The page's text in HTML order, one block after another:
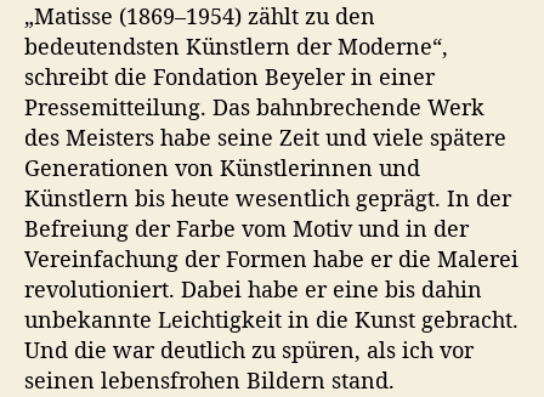
„Matisse (1869–1954) zählt zu den
bedeutendsten Künstlern der Moderne“,
schreibt die Fondation Beyeler in einer
Pressemitteilung. Das bahnbrechende Werk
des Meisters habe seine Zeit und viele spätere
Generationen von Künstlerinnen und
Künstlern bis heute wesentlich geprägt. In der
Befreiung der Farbe vom Motiv und in der
Vereinfachung der Formen habe er die Malerei
revolutioniert. Dabei habe er eine bis dahin
unbekannte Leichtigkeit in die Kunst gebracht.
Und die war deutlich zu spüren, als ich vor
seinen lebensfrohen Bildern stand.